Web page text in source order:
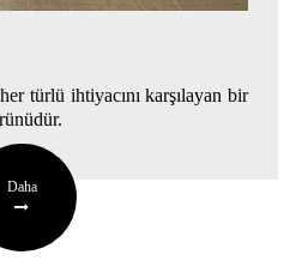
türlü ihtiyacını karşılayan bir
Daha